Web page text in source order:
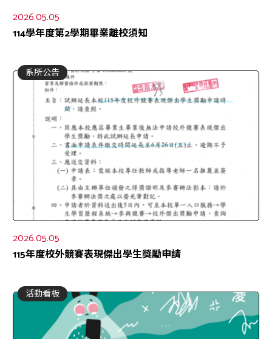
2026.05.05
114學年度第2學期畢業離校須知
系所公告
2026.05.05
115年度校外競賽表現傑出學生獎勵申請
活動看板